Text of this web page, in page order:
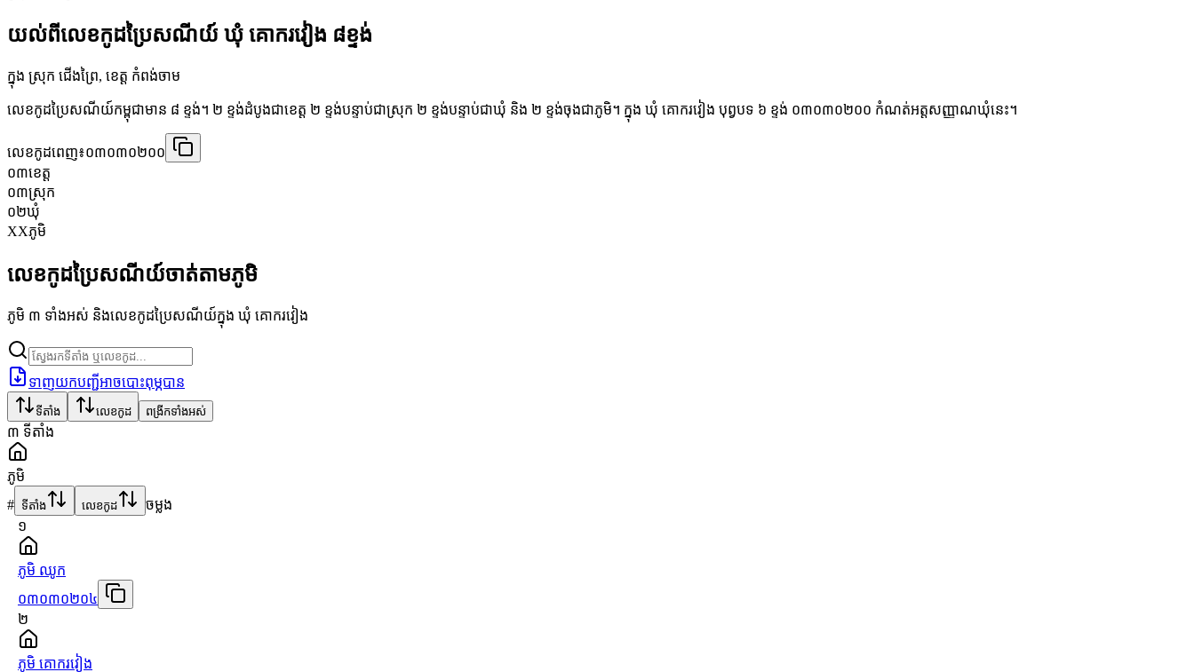
យល់ពីលេខកូដប្រៃសណីយ៍ ឃុំ គោករវៀង ៨ខ្ទង់
ក្នុង ស្រុក ជើងព្រៃ, ខេត្ត កំពង់ចាម
លេខកូដប្រៃសណីយ៍កម្ពុជាមាន ៨ ខ្ទង់។ ២ ខ្ទង់ដំបូងជាខេត្ត ២ ខ្ទង់បន្ទាប់ជាស្រុក ២ ខ្ទង់បន្ទាប់ជាឃុំ និង ២ ខ្ទង់ចុងជាភូមិ។ ក្នុង ឃុំ គោករវៀង បុព្វបទ ៦ ខ្ទង់ ០៣០៣០២០០ កំណត់អត្តសញ្ញាណឃុំនេះ។
លេខកូដពេញ៖០៣០៣០២០០
០៣ខេត្ត
០៣ស្រុក
០២ឃុំ
XXភូមិ
លេខកូដប្រៃសណីយ៍ចាត់តាមភូមិ
ភូមិ ៣ ទាំងអស់ និងលេខកូដប្រៃសណីយ៍ក្នុង ឃុំ គោករវៀង
ទាញយកបញ្ជីអាចបោះពុម្ភបាន
ទីតាំង លេខកូដ ពង្រីកទាំងអស់
៣ ទីតាំង
ភូមិ
# ទីតាំង លេខកូដ
ចម្លង
១
ភូមិ ឈូក
០៣០៣០២០៤
២
ភូមិ គោករវៀង